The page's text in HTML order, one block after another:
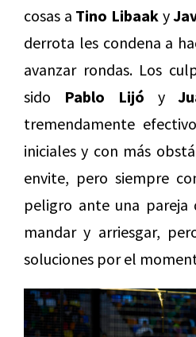
cosas a Tino Libaaky
derrota les condena a
avanzar rondas. Los
sido Pablo Lijó y
tremendamente
iniciales y con más
envite, pero siempre
peligro ante una pareja
mandar y arriesgar,
soluciones por el